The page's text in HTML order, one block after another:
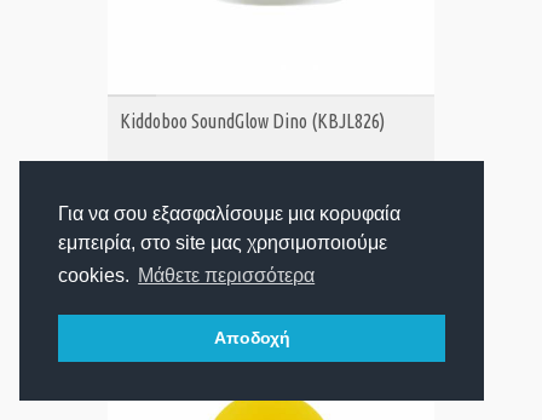
Για να σου εξασφαλίσουμε μια κορυφαία
εμπειρία, στο site μας χρησιμοποιούμε
cookies. Μάθετε περισσότερα
Αποδοχή
ΑΓΟΡΑ
Kiddoboo SoundGlow Dino (KBJL826)
Τιμή:24,99€